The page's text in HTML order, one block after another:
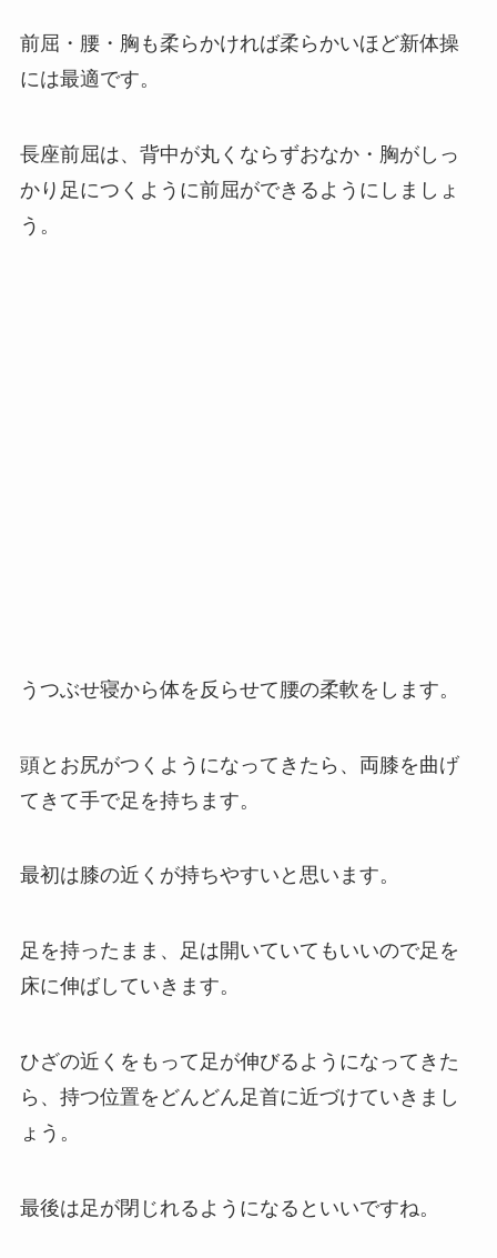
前屈・腰・胸も柔らかければ柔らかいほど新体操
には最適です。
長座前屈は、背中が丸くならずおなか・胸がしっ
かり足につくように前屈ができるようにしましょ
う。
うつぶせ寝から体を反らせて腰の柔軟をします。
頭とお尻がつくようになってきたら、両膝を曲げ
てきて手で足を持ちます。
最初は膝の近くが持ちやすいと思います。
足を持ったまま、足は開いていてもいいので足を
床に伸ばしていきます。
ひざの近くをもって足が伸びるようになってきた
ら、持つ位置をどんどん足首に近づけていきまし
ょう。
最後は足が閉じれるようになるといいですね。